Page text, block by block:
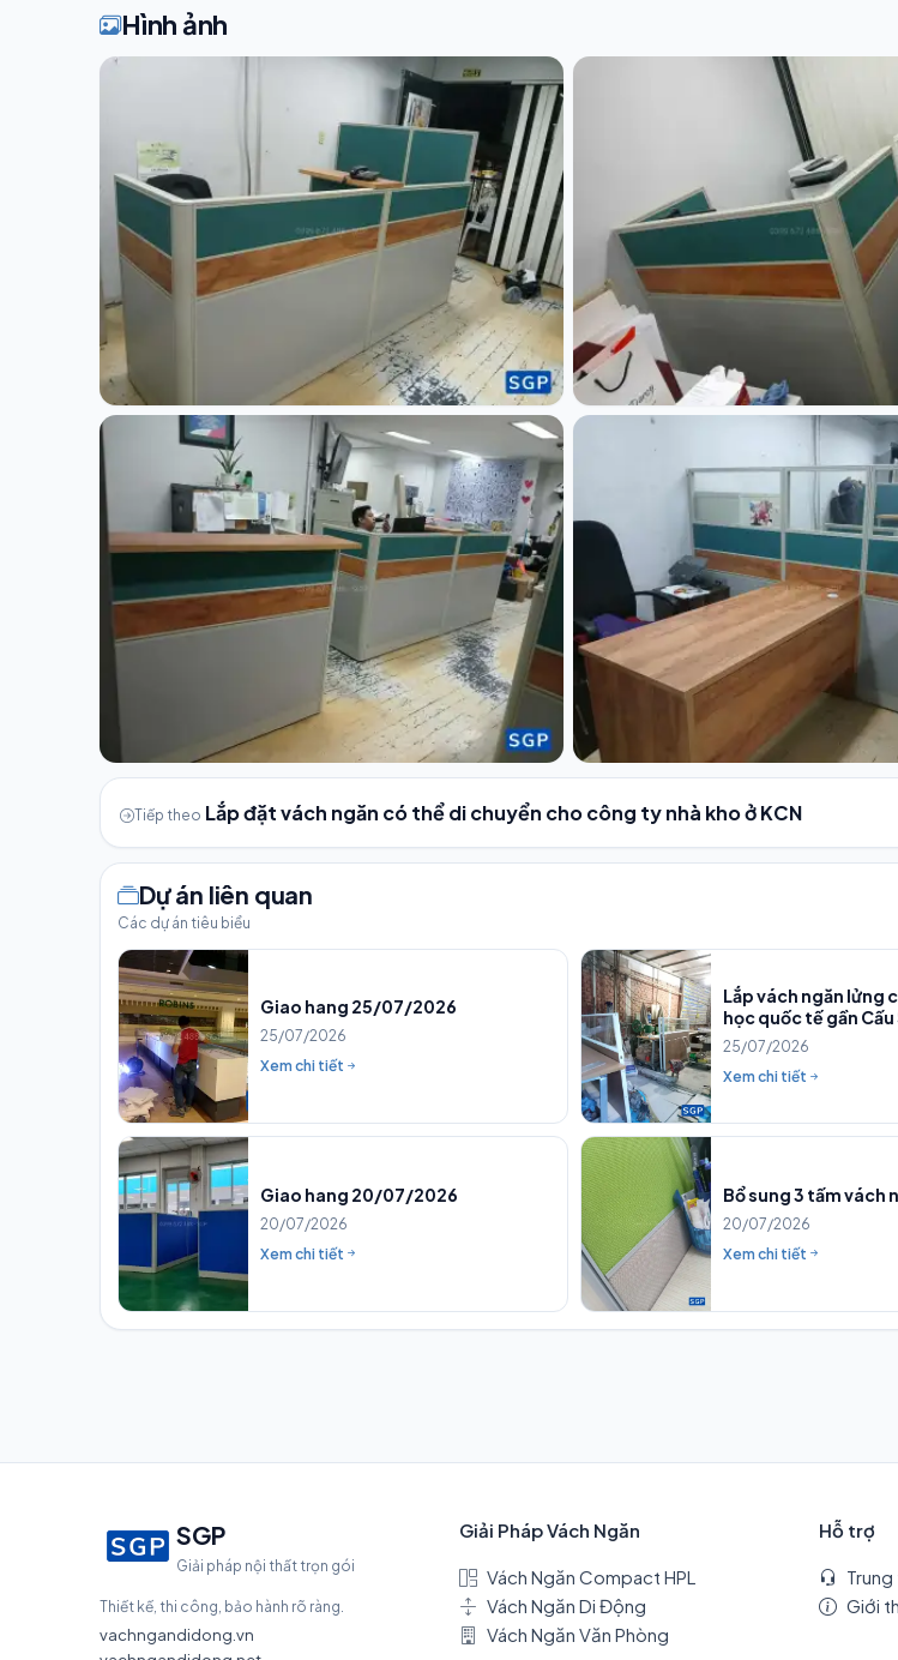
Hình ảnh
Tiếp theo Lắp đặt vách ngăn có thể di chuyển cho công ty nhà kho ở KCN
Dự án liên quan
Các dự án tiêu biểu
Giao hang 25/07/2026
25/07/2026
Xem chi tiết
Lắp vách ngăn lửng
học quốc tế gần Cấu
25/07/2026
Xem chi tiết
Giao hang 20/07/2026
20/07/2026
Xem chi tiết
Bổ sung 3 tấm vách
20/07/2026
Xem chi tiết
SGP
Giải pháp nội thất trọn gói
Thiết kế, thi công, bảo hành rõ ràng.
vachngandidong.vn
Giải Pháp Vách Ngăn
Vách Ngăn Compact HPL
Vách Ngăn Di Động
Vách Ngăn Văn Phòng
Hỗ trợ
Giới